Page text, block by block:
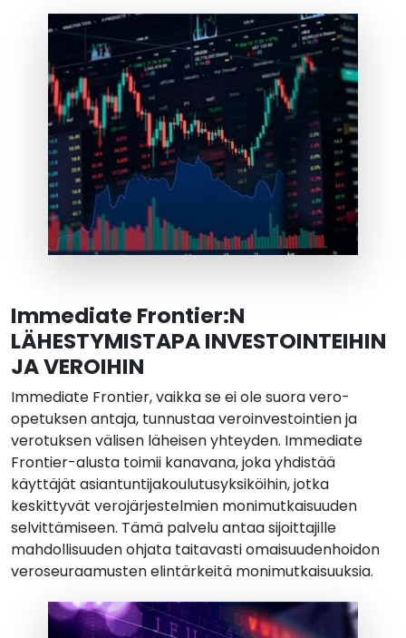
Immediate Frontier:N
LÄHESTYMISTAPA INVESTOINTEIHIN
JA VEROIHIN
Immediate Frontier, vaikka se ei ole suora vero-
opetuksen antaja, tunnustaa veroinvestointien ja
verotuksen välisen läheisen yhteyden. Immediate
Frontier-alusta toimii kanavana, joka yhdistää
käyttäjät asiantuntijakoulutusyksiköihin, jotka
keskittyvät verojärjestelmien monimutkaisuuden
selvittämiseen. Tämä palvelu antaa sijoittajille
mahdollisuuden ohjata taitavasti omaisuudenhoidon
veroseuraamusten elintärkeitä monimutkaisuuksia.